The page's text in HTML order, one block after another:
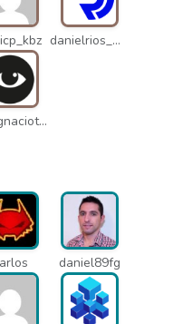
danielrios_mqb
joseignaciot_q66
daniel89fg